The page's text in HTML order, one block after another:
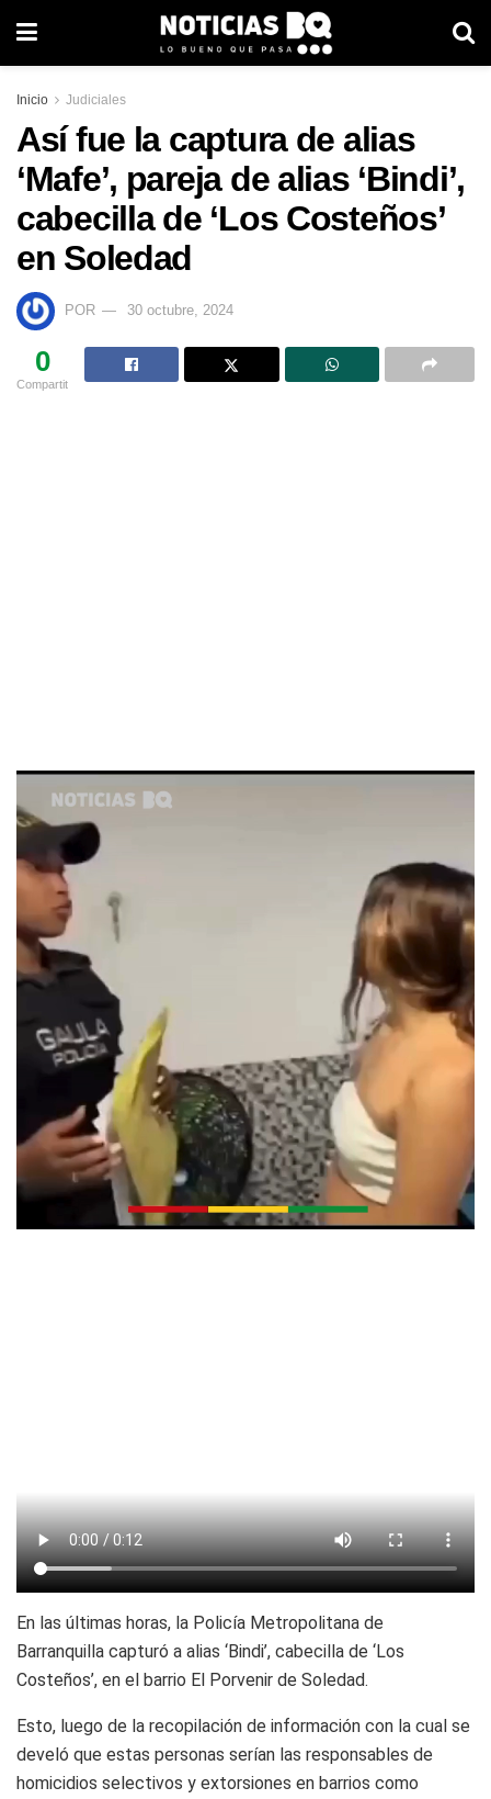
Inicio Judiciales
Así fue la captura de alias
‘Mafe’, pareja de alias ‘Bindi’,
cabecilla de ‘Los Costeños’
en Soledad
POR 30 octubre, 2024
0
Compartit
En las últimas horas, la Policía Metropolitana de
Barranquilla capturó a alias ‘Bindi’, cabecilla de ‘Los
Costeños’, en el barrio El Porvenir de Soledad.
Esto, luego de la recopilación de información con la cual se
develó que estas personas serían las responsables de
homicidios selectivos y extorsiones en barrios como